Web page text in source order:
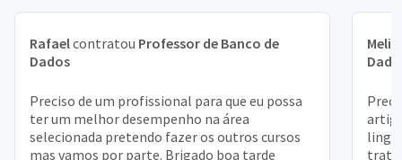
Rafaelcontratou Professor de Banco de
Dados
Preciso de um profissional para que eu possa
ter um melhor desempenho na área
selecionada pretendo fazer os outros cursos
mas vamos por parte. Brigado boa tarde
trate